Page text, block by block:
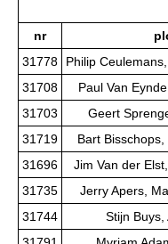
nr
31778
Philip
31708
Paul Van
31703
Geert
31719
Bart
31696
Jim Van der
31735
Jerry Apers,
31744
Stijn Buys,